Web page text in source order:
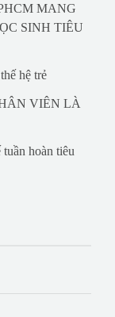
MANG
SINH TIÊU
hệ trẻ
VIÊN LÀ
hoàn tiêu